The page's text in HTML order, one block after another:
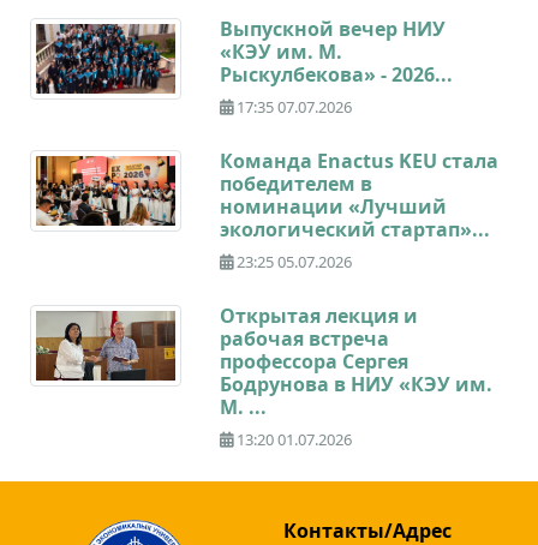
Выпускной вечер НИУ
«КЭУ им. М.
Рыскулбекова» - 2026...
17:35 07.07.2026
Команда Enactus KEU стала
победителем в
номинации «Лучший
экологический стартап»...
23:25 05.07.2026
Открытая лекция и
рабочая встреча
профессора Сергея
Бодрунова в НИУ «КЭУ им.
М. ...
13:20 01.07.2026
Контакты/Адрес